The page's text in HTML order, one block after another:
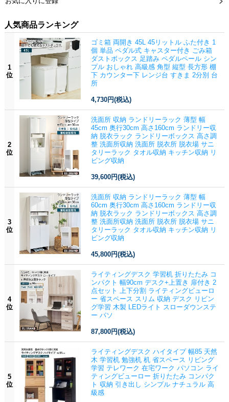
人気商品ランキング
1
位
ゴミ箱 両開き 45L 45リットル ふた付き 1
個 単品 ペダル式 キャスター付き ごみ箱
ダストボックス 足踏み ペダルペール シン
プル おしゃれ 高級感 角型 縦型 長方形 棚
下 カウンター下 レンジ台 すきま 2分別 台
所
4,730円(税込)
2
位
洗面所 収納 ランドリーラック 薄型 幅
45cm 奥行30cm 高さ160cm ランドリー収
納 脱衣ラック ランドリーボックス 高さ調
整 洗面所収納 洗面所 脱衣所 脱衣場 サニ
タリーラック タオル収納 キッチン収納 リ
ビング収納
39,600円(税込)
3
位
洗面所 収納 ランドリーラック 薄型 幅
60cm 奥行30cm 高さ160cm ランドリー収
納 脱衣ラック ランドリーボックス 高さ調
整 洗面所収納 洗面所 脱衣所 脱衣場 サニ
タリーラック タオル収納 キッチン収納 リ
ビング収納
45,800円(税込)
4
位
ライティングデスク 学習机 折りたたみ コ
ンパクト 幅90cm デスク+上置き 扉付き 2
点セット 上下分割 ライティングビューロ
ー 省スペース スリム 収納 デスク リビン
グ学習 木製 LEDライト スローダウンステ
ー パソ
87,800円(税込)
5
位
ライティングデスク ハイタイプ 幅85 天然
木 学習机 勉強机 机 省スペース リビング
学習 テレワーク 在宅ワーク パソコン ライ
ティングビューロー 折りたたみ コンパク
ト 収納 引き出し シンプル ナチュラル 高
級感